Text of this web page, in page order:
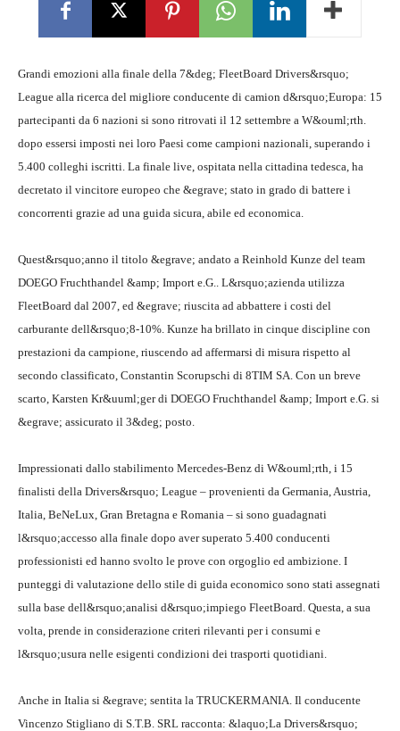
Grandi emozioni alla finale della 7&deg; FleetBoard Drivers&rsquo;
League alla ricerca del migliore conducente di camion d&rsquo;Europa: 15
partecipanti da 6 nazioni si sono ritrovati il 12 settembre a W&ouml;rth.
dopo essersi imposti nei loro Paesi come campioni nazionali, superando i
5.400 colleghi iscritti. La finale live, ospitata nella cittadina tedesca, ha
decretato il vincitore europeo che &egrave; stato in grado di battere i
concorrenti grazie ad una guida sicura, abile ed economica.
Quest&rsquo;anno il titolo &egrave; andato a Reinhold Kunze del team
DOEGO Fruchthandel &amp; Import e.G.. L&rsquo;azienda utilizza
FleetBoard dal 2007, ed &egrave; riuscita ad abbattere i costi del
carburante dell&rsquo;8-10%. Kunze ha brillato in cinque discipline con
prestazioni da campione, riuscendo ad affermarsi di misura rispetto al
secondo classificato, Constantin Scorupschi di 8TIM SA. Con un breve
scarto, Karsten Kr&uuml;ger di DOEGO Fruchthandel &amp; Import e.G. si
&egrave; assicurato il 3&deg; posto.
Impressionati dallo stabilimento Mercedes-Benz di W&ouml;rth, i 15
finalisti della Drivers&rsquo; League – provenienti da Germania, Austria,
Italia, BeNeLux, Gran Bretagna e Romania – si sono guadagnati
l&rsquo;accesso alla finale dopo aver superato 5.400 conducenti
professionisti ed hanno svolto le prove con orgoglio ed ambizione. I
punteggi di valutazione dello stile di guida economico sono stati assegnati
sulla base dell&rsquo;analisi d&rsquo;impiego FleetBoard. Questa, a sua
volta, prende in considerazione criteri rilevanti per i consumi e
l&rsquo;usura nelle esigenti condizioni dei trasporti quotidiani.
Anche in Italia si &egrave; sentita la TRUCKERMANIA. Il conducente
Vincenzo Stigliano di S.T.B. SRL racconta: &laquo;La Drivers&rsquo;